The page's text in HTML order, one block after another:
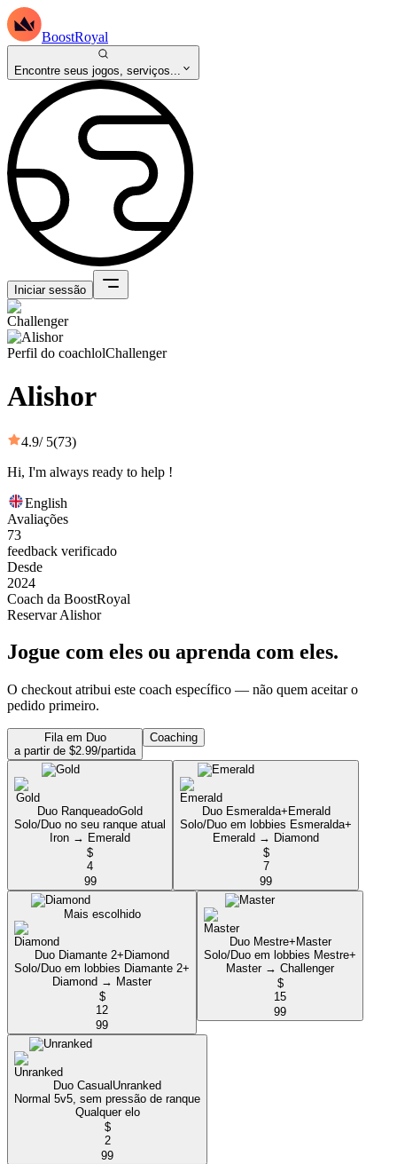
BoostRoyal
Encontre seus jogos, serviços...
Iniciar sessão
Perfil do coachlolChallenger
Alishor
4.9/ 5(73)
Hi, I'm always ready to help !
English
Avaliações
73
feedback verificado
Desde
2024
Coach da BoostRoyal
Reservar Alishor
Jogue com eles ou aprenda com eles.
O checkout atribui este coach específico — não quem aceitar o
pedido primeiro.
Fila em Duo
a partir de $2.99/partida
Coaching
Duo RanqueadoGold
Solo/Duo no seu ranque atual
Iron → Emerald
$
4
99
Duo Esmeralda+ Emerald
Solo/Duo em lobbies Esmeralda+
Emerald → Diamond
$
7
99
Mais escolhido
Duo Diamante 2+ Diamond
Solo/Duo em lobbies Diamante 2+
Diamond → Master
$
12
99
Duo Mestre+ Master
Solo/Duo em lobbies Mestre+
Master → Challenger
$
15
99
Duo Casual Unranked
Normal 5v5, sem pressão de ranque
Qualquer elo
$
2
99